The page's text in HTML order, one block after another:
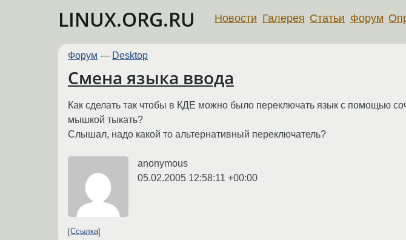
LINUX.ORG.RU Новости Галерея Статьи Форум
Форум — Desktop
Смена языка ввода
Как сделать так чтобы в КДЕ можно было переключать язык с помощью
мышкой тыкать?
Слышал, надо какой то альтернативный переключатель?
anonymous
05.02.2005 12:58:11 +00:00
Ссылка